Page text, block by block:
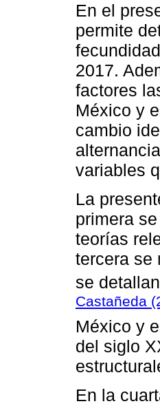
En el
permite
2017.
factores
México y
cambio
variables
La
primera
teorías
tercera se
se
Castañeda
México y
del siglo
En la